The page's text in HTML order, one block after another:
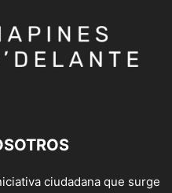
ciudadana que surge